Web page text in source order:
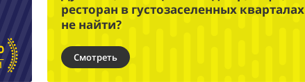
ресторан в густозаселенных кварталах
не найти?
Смотреть